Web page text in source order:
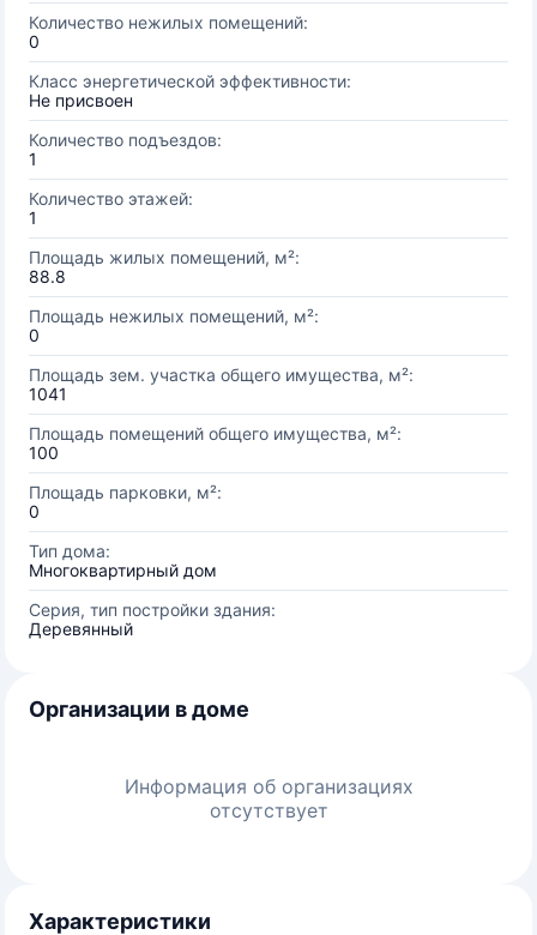
Количество нежилых помещений:
0
Класс энергетической эффективности:
Не присвоен
Количество подъездов:
1
Количество этажей:
1
Площадь жилых помещений, м²:
88.8
Площадь нежилых помещений, м²:
0
Площадь зем. участка общего имущества, м²:
1041
Площадь помещений общего имущества, м²:
100
Площадь парковки, м²:
0
Тип дома:
Многоквартирный дом
Серия, тип постройки здания:
Деревянный
Организации в доме
Информация об организациях
отсутствует
Характеристики